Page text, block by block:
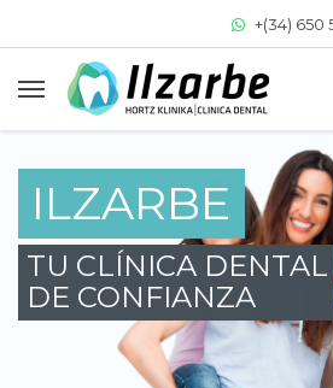
+(34) 650
+(34) 943
ILZARBE
TU CLÍNICA DENTAL
DE CONFIANZA